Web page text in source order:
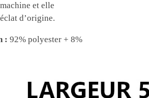
et elle
d’origine.
: 92% polyester + 8%